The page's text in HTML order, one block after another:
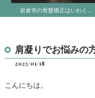
岩倉市の骨盤矯正はいわくら大野整体院
肩凝りでお悩みの
2023/01/18
こんにちは。